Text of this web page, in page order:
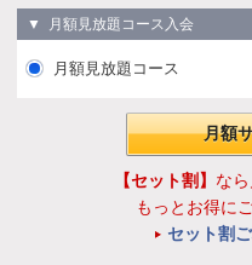
▼ 月額見放題コース入会
月額見放題コース
月額
【セット割】 な
もっとお得に
セット割